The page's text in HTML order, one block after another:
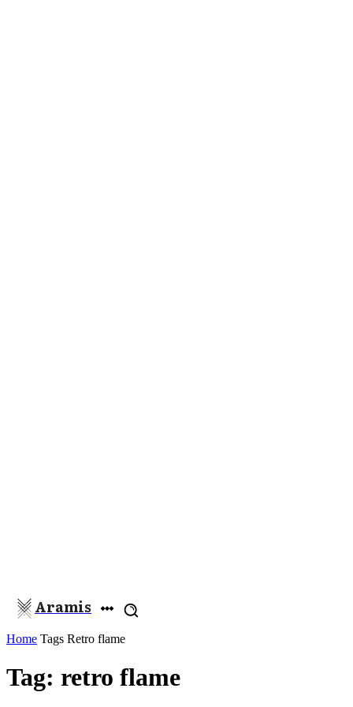
Aramis
Home Tags Retro flame
Tag: retro flame